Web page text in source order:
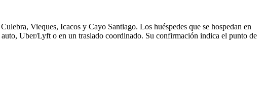
Vieques, Icacos y Cayo Santiago. Los huéspedes que se hospedan en
Uber/Lyft o en un traslado coordinado. Su confirmación indica el punto de